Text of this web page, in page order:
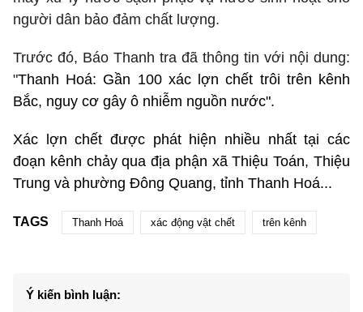
người dân bảo đảm chất lượng.
Trước đó, Báo Thanh tra đã thông tin với nội dung:
"Thanh Hoá: Gần 100 xác lợn chết trôi trên kênh
Bắc, nguy cơ gây ô nhiễm nguồn nước".
Xác lợn chết được phát hiện nhiều nhất tại các
đoạn kênh chảy qua địa phận xã Thiệu Toán, Thiệu
Trung và phường Đông Quang, tỉnh Thanh Hoá...
TAGS Thanh Hoá xác động vật chết trên kênh
Ý kiến bình luận: